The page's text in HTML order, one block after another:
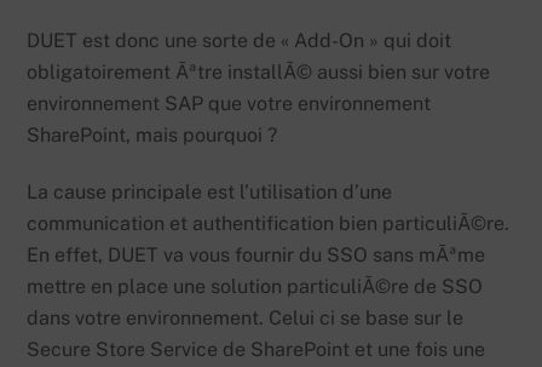
DUET est donc une sorte de « Add-On » qui doit
obligatoirement Ãªtre installÃ© aussi bien sur votre
environnement SAP que votre environnement
SharePoint, mais pourquoi ?
La cause principale est l’utilisation d’une
communication et authentification bien particuliÃ©re.
En effet, DUET va vous fournir du SSO sans mÃªme
mettre en place une solution particuliÃ©re de SSO
dans votre environnement. Celui ci se base sur le
Secure Store Service de SharePoint et une fois une